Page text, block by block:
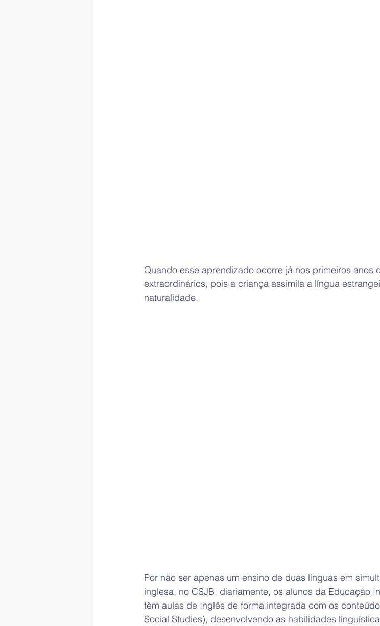
Quando esse aprendizado ocorre já nos primeiros anos
extraordinários, pois a criança assimila a língua
naturalidade.
Por não ser apenas um ensino de duas línguas em
inglesa, no CSJB, diariamente, os alunos da Educação
têm aulas de Inglês de forma integrada com os
Social Studies), desenvolvendo as habilidades